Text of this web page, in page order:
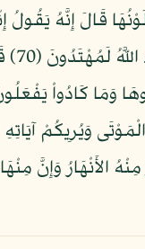
ادْعُ
الأَنْهَارُ وَإِنَّ